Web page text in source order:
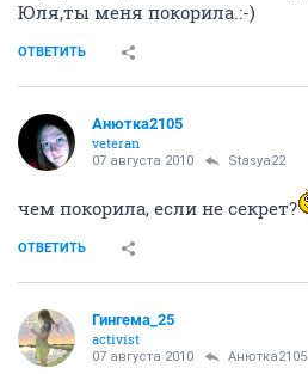
Юля,ты меня покорила.:-)
ОТВЕТИТЬ
Анютка2105
veteran
07 августа 2010 Stasya22
чем покорила, если не секрет?
ОТВЕТИТЬ
Гингема_25
activist
07 августа 2010 Анютка2105